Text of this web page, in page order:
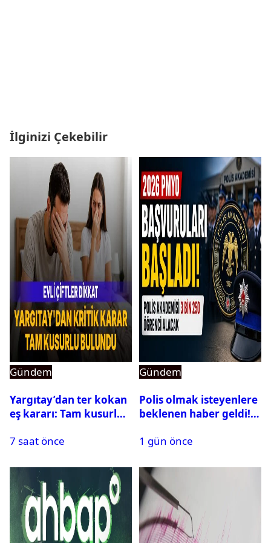
İlginizi Çekebilir
Gündem
Yargıtay’dan ter kokan
eş kararı: Tam kusurlu
7 saat önce
Gündem
Polis olmak isteyenlere
beklenen haber geldi!
1 gün önce